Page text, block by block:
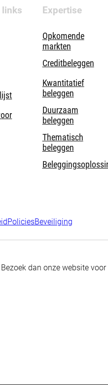
links Expertise
Opkomende
markten
Creditbeleggen
Kwantitatief
beleggen
Duurzaam
beleggen
Thematisch
beleggen
PoliciesBeveiliging
dan onze website voor